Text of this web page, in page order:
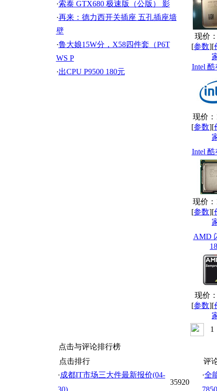
·索泰 GTX680 极速版（公版） 影
·再来：德力西开关插座 五孔插座墙
壁
·鲁大娘15W分，X58四件套（P6T
WS P
·出CPU P9500 180元
现价
[参数][
Intel 酷
现价：
[参数][
Intel 酷
现价：
[参数][
AMD
现价
[参数][
1
点击与评论排行榜
点击排行
·成都IT市场三大件最新报价(04-
30)
35920
评
·全